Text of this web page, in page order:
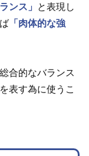
ンス」
と表現し
「肉体的な強
合的なバランス
表す為に使うこ